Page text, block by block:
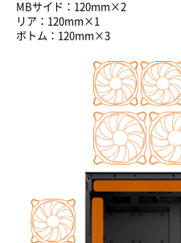
MBサイド：120mm×2
リア：120mm×1
ボトム：120mm×3